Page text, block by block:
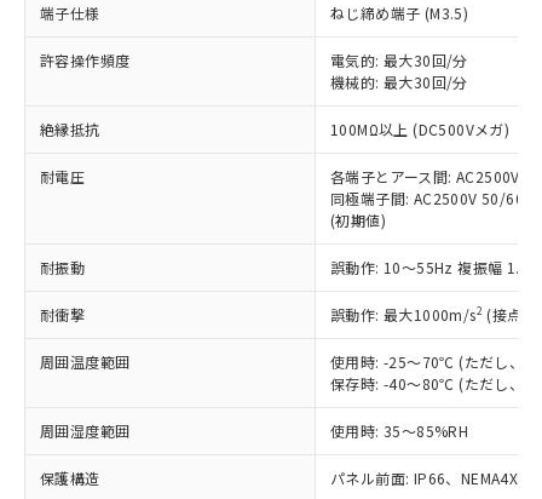
端子仕様 ねじ締め端子 (M3.5)
許容操作頻度
電気的: 最大30回/分
機械的: 最大30回/分
絶縁抵抗 100MΩ以上 (DC500Vメガ)
耐電圧
各端子とアース間: AC2500V
同極端子間: AC2500V 50/
(初期値)
耐振動 誤動作: 10～55Hz 複振幅
耐衝撃 誤動作: 最大1000m/s2 (接点
周囲温度範囲
使用時: -25～70℃ (ただし、氷
保存時: -40～80℃ (ただし、氷
周囲湿度範囲 使用時: 35～85%RH
保護構造 パネル前面: IP66、NEMA4X,
ご利用条件
以下の条件をお読みいただき、同意のうえ
ご利用ください。
本サービスは、当社制御機器事業取扱
商品の当社在庫状況および標準価格
(税抜)を提供させていただくもので
本サービスの対象外となる商品もある
ことをご了承ください。
在庫状況および標準価格照会結果は、
記載している更新日時点での社内デー
タに基づき作成されるものであり、閲
覧された時点での実際の在庫および標
準価格とは異なる場合があることをご
対応予定：EU RoHS指令（10物質）の非含
有に対応した製品に切り替える予定のある
商品です。
対応予定なし：EU RoHS指令（10物質）の
非含有に非対応の商品で、対応品を出す予
定はありません。
調査・確認中：EU RoHS指令（10物質）の
非含有の対応状況を調査中または確認中の
非該当品：ライセンス料など無形物で、有
害物質有無と関係のない商品です。
仕入先様の事情により、非含有部品として
いたものが、含有品と判明した場合などや
ミウム(Cd) 100ppm以下、
六価クロム(Cr(Ⅵ)) 1000ppm以下、ポリ臭化ビフェニル
類(PBB) 1000ppm以下、ポリ臭化ジフェニルエーテル類
(PBDE) 1000ppm以下、フタル酸ビス(2-エチルヘキシ
「○」：最大均質材料含有率が中国RoHSの
基準値以下であることを示します。
「×」：最大均質材料含有率が中国RoHSの
基準値を超えていることを示します。
「－」：未確認です。当社販売部門へお問
い合わせください。
Pb(鉛) :1000ppm、 Hg(水銀) : 1000ppm、 Cd(カドミウ
Cr(Ⅵ)(六価クロム) : 1000ppm、 PBBs(ポリ臭化ビフェ
当社は、これら貴社製品のうち、外国
為替および外国貿易法に定める商品
（以下｢規制貨物等」という）を輸出
または国外への提供する場合は、日本
国政府の輸出許可(または役務取引許
可)を取得するなどの必要な手続きを
号